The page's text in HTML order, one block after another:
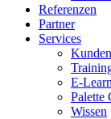
Referenzen
Partner
Services
E-
Palette
Wissen